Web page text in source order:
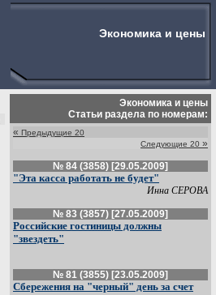
Экономика и цены
Экономика и цены
Статьи раздела по номерам:
« Предыдущие 20
Следующие 20 »
№ 84 (3858) [29.05.2009]
"Эта касса работать не будет"
Инна СЕРОВА
№ 83 (3857) [27.05.2009]
Российские гостиницы должны
"звездеть"
№ 81 (3855) [23.05.2009]
Сбережения на "черный" день за счет